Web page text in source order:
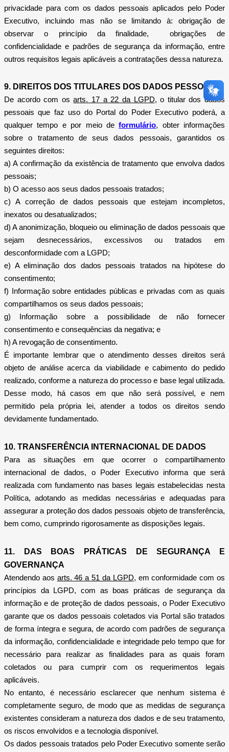
privacidade para com os dados pessoais aplicados pelo Poder
Executivo, incluindo mas não se limitando à: obrigação de
observar o princípio da finalidade, obrigações de
confidencialidade e padrões de segurança da informação, entre
outros requisitos legais aplicáveis a contratações dessa natureza.
9. DIREITOS DOS TITULARES DOS DADOS PESSOAIS
De acordo com osarts. 17 a 22 da LGPD, o titular dos dados
pessoais que faz uso do Portal do Poder Executivo poderá, a
qualquer tempo e por meio deformulário, obter informações
sobre o tratamento de seus dados pessoais, garantidos os
seguintes direitos:
a) A confirmação da existência de tratamento que envolva dados
pessoais;
b) O acesso aos seus dados pessoais tratados;
c) A correção de dados pessoais que estejam incompletos,
inexatos ou desatualizados;
d) A anonimização, bloqueio ou eliminação de dados pessoais que
sejam desnecessários, excessivos ou tratados em
desconformidade com a LGPD;
e) A eliminação dos dados pessoais tratados na hipótese do
consentimento;
f) Informação sobre entidades públicas e privadas com as quais
compartilhamos os seus dados pessoais;
g) Informação sobre a possibilidade de não fornecer
consentimento e consequências da negativa; e
h) A revogação de consentimento.
É importante lembrar que o atendimento desses direitos será
objeto de análise acerca da viabilidade e cabimento do pedido
realizado, conforme a natureza do processo e base legal utilizada.
Desse modo, há casos em que não será possível, e nem
permitido pela própria lei, atender a todos os direitos sendo
devidamente fundamentado.
10. TRANSFERÊNCIA INTERNACIONAL DE DADOS
Para as situações em que ocorrer o compartilhamento
internacional de dados, o Poder Executivo informa que será
realizada com fundamento nas bases legais estabelecidas nesta
Política, adotando as medidas necessárias e adequadas para
assegurar a proteção dos dados pessoais objeto de transferência,
bem como, cumprindo rigorosamente as disposições legais.
11. DAS BOAS PRÁTICAS DE SEGURANÇA E
GOVERNANÇA
Atendendo aos arts. 46 a 51 da LGPD, em conformidade com os
princípios da LGPD, com as boas práticas de segurança da
informação e de proteção de dados pessoais, o Poder Executivo
garante que os dados pessoais coletados via Portal são tratados
de forma íntegra e segura, de acordo com padrões de segurança
da informação, confidencialidade e integridade pelo tempo que for
necessário para realizar as finalidades para as quais foram
coletados ou para cumprir com os requerimentos legais
aplicáveis.
No entanto, é necessário esclarecer que nenhum sistema é
completamente seguro, de modo que as medidas de segurança
existentes consideram a natureza dos dados e de seu tratamento,
os riscos envolvidos e a tecnologia disponível.
Os dados pessoais tratados pelo Poder Executivo somente serão